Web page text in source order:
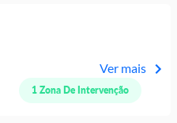
1 Zona De Intervenção
Ver mais